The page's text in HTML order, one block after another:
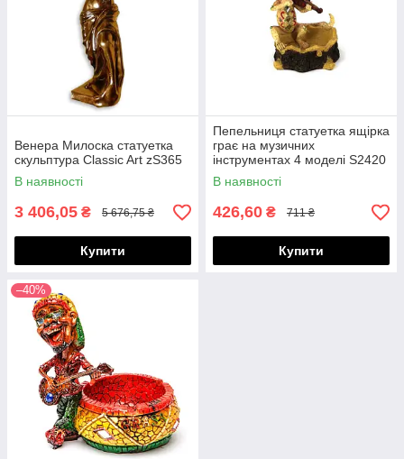
Венера Милоска статуетка
скульптура Classic Art zS365
В наявності
3 406,05 ₴ 5 676,75 ₴
Купити
Пепельниця статуетка ящірка
грає на музичних
інструментах 4 моделі S2420
В наявності
426,60 ₴ 711 ₴
Купити
–40%